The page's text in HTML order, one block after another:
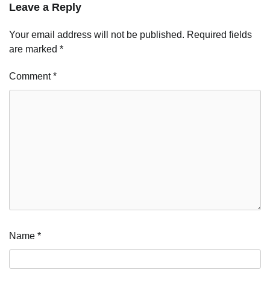
Leave a Reply
Your email address will not be published. Required fields
are marked *
Comment*
Name *